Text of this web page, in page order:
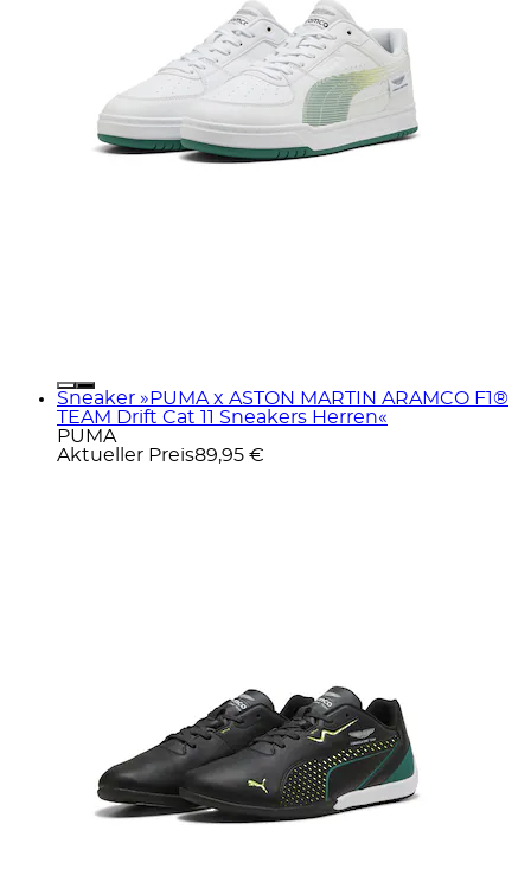
Sneaker »PUMA x ASTON MARTIN ARAMCO F1®
TEAM Drift Cat 11 Sneakers Herren«
PUMA
Aktueller Preis89,95 €